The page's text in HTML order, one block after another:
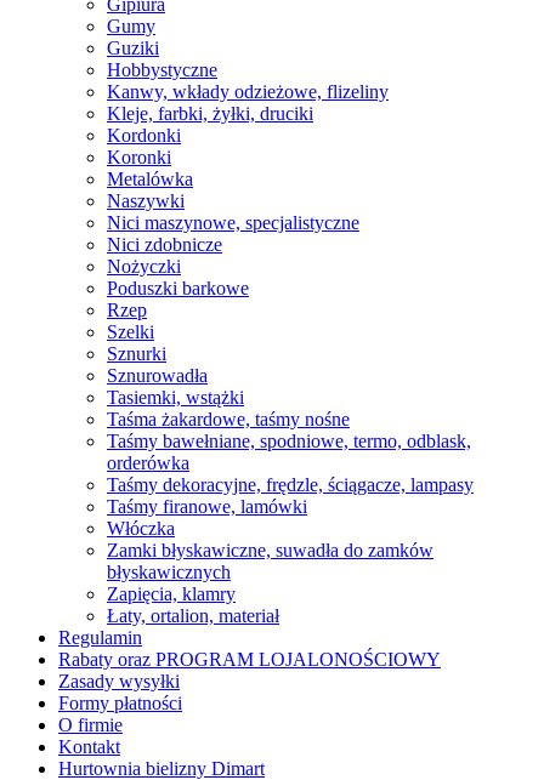
Gipiura
Gumy
Guziki
Hobbystyczne
Kanwy, wkłady odzieżowe, flizeliny
Kleje, farbki, żyłki, druciki
Kordonki
Koronki
Metalówka
Naszywki
Nici maszynowe, specjalistyczne
Nici zdobnicze
Nożyczki
Poduszki barkowe
Rzep
Szelki
Sznurki
Sznurowadła
Tasiemki, wstążki
Taśma żakardowe, taśmy nośne
Taśmy bawełniane, spodniowe, termo, odblask,
orderówka
Taśmy dekoracyjne, frędzle, ściągacze, lampasy
Taśmy firanowe, lamówki
Włóczka
Zamki błyskawiczne, suwadła do zamków
błyskawicznych
Zapięcia, klamry
Łaty, ortalion, materiał
Regulamin
Rabaty oraz PROGRAM LOJALONOŚCIOWY
Zasady wysyłki
Formy płatności
O firmie
Kontakt
Hurtownia bielizny Dimart